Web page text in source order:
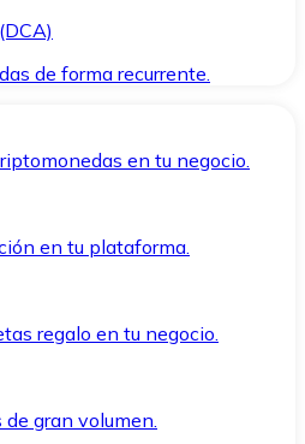
de forma recurrente.
en tu negocio.
en tu plataforma.
regalo en tu negocio.
gran volumen.